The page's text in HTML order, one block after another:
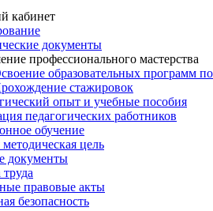
кабинет
документы
профессионального мастерства
образовательных программ
стажировок
опыт и учебные пособия
педагогических работников
обучение
цель
документы
правовые акты
безопасность